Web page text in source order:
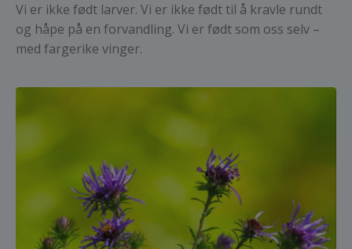
Vi er ikke født larver. Vi er ikke født til å kravle rundt
og håpe på en forvandling. Vi er født som oss selv –
med fargerike vinger.